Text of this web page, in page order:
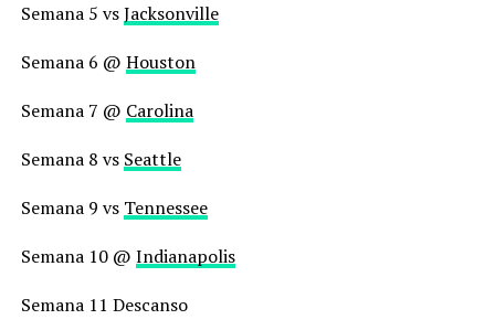
Semana 5 vsJacksonville
Semana 6 @ Houston
Semana 7 @ Carolina
Semana 8 vs Seattle
Semana 9 vs Tennessee
Semana 10 @ Indianapolis
Semana 11 Descanso